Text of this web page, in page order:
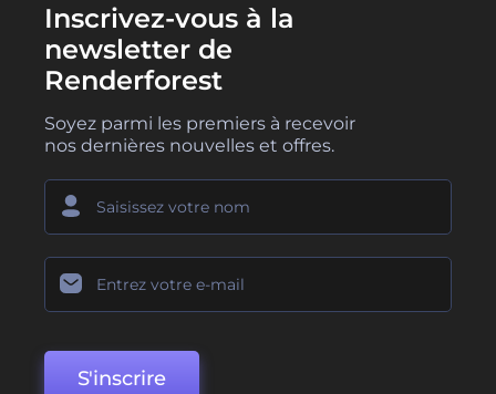
Inscrivez-vous à la
newsletter de
Renderforest
Soyez parmi les premiers à recevoir
nos dernières nouvelles et offres.
S'inscrire